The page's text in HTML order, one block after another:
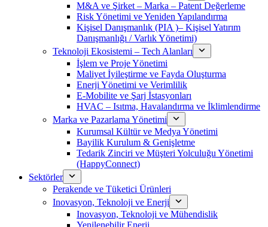
M&A ve Şirket – Marka – Patent Değerleme
Risk Yönetimi ve Yeniden Yapılandırma
Kişisel Danışmanlık (PIA )– Kişisel Yatırım
Danışmanlığı / Varlık Yönetimi)
Teknoloji Ekosistemi – Tech Alanları
İşlem ve Proje Yönetimi
Maliyet İyileştirme ve Fayda Oluşturma
Enerji Yönetimi ve Verimlilik
E-Mobilite ve Şarj İstasyonları
HVAC – Isıtma, Havalandırma ve İklimlendirme
Marka ve Pazarlama Yönetimi
Kurumsal Kültür ve Medya Yönetimi
Bayilik Kurulum & Genişletme
Tedarik Zinciri ve Müşteri Yolculuğu Yönetimi
(HappyConnect)
Sektörler
Perakende ve Tüketici Ürünleri
Inovasyon, Teknoloji ve Enerji
Inovasyon, Teknoloji ve Mühendislik
Yenilenebilir Enerji